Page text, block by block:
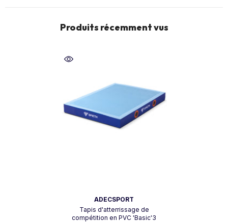
Produits récemment vus
ADECSPORT
Tapis d'atterrissage de
compétition en PVC 'Basic'3